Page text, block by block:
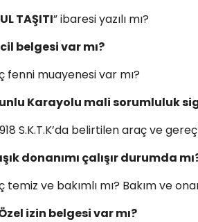
TAŞITI” ibaresi yazılı mı?
belgesi var mı?
fenni muayenesi var mı?
Karayolu mali sorumluluk
S.K.T.K’da belirtilen araç ve
ışık donanımı çalışır durumda
temiz ve bakımlı mı? Bakım ve
izin belgesi var mı?